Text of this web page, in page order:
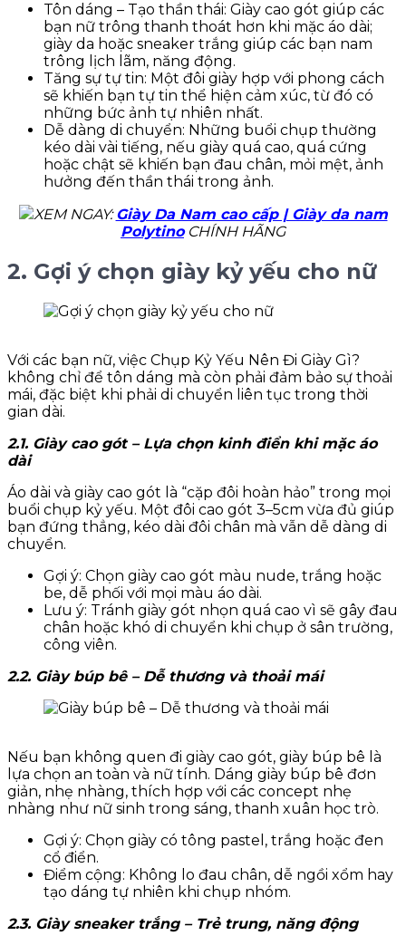
Tôn dáng – Tạo thần thái: Giày cao gót giúp các
bạn nữ trông thanh thoát hơn khi mặc áo dài;
giày da hoặc sneaker trắng giúp các bạn nam
trông lịch lãm, năng động.
Tăng sự tự tin: Một đôi giày hợp với phong cách
sẽ khiến bạn tự tin thể hiện cảm xúc, từ đó có
những bức ảnh tự nhiên nhất.
Dễ dàng di chuyển: Những buổi chụp thường
kéo dài vài tiếng, nếu giày quá cao, quá cứng
hoặc chật sẽ khiến bạn đau chân, mỏi mệt, ảnh
hưởng đến thần thái trong ảnh.
XEM NGAY:Giày Da Nam cao cấp | Giày da nam
PolytinoCHÍNH HÃNG
2. Gợi ý chọn giày kỷ yếu cho nữ
Với các bạn nữ, việc Chụp Kỷ Yếu Nên Đi Giày Gì?
không chỉ để tôn dáng mà còn phải đảm bảo sự thoải
mái, đặc biệt khi phải di chuyển liên tục trong thời
gian dài.
2.1. Giày cao gót – Lựa chọn kinh điển khi mặc áo
dài
Áo dài và giày cao gót là “cặp đôi hoàn hảo” trong mọi
buổi chụp kỷ yếu. Một đôi cao gót 3–5cm vừa đủ giúp
bạn đứng thẳng, kéo dài đôi chân mà vẫn dễ dàng di
chuyển.
Gợi ý: Chọn giày cao gót màu nude, trắng hoặc
be, dễ phối với mọi màu áo dài.
Lưu ý: Tránh giày gót nhọn quá cao vì sẽ gây đau
chân hoặc khó di chuyển khi chụp ở sân trường,
công viên.
2.2. Giày búp bê – Dễ thương và thoải mái
Nếu bạn không quen đi giày cao gót, giày búp bê là
lựa chọn an toàn và nữ tính. Dáng giày búp bê đơn
giản, nhẹ nhàng, thích hợp với các concept nhẹ
nhàng như nữ sinh trong sáng, thanh xuân học trò.
Gợi ý: Chọn giày có tông pastel, trắng hoặc đen
cổ điển.
Điểm cộng: Không lo đau chân, dễ ngồi xổm hay
tạo dáng tự nhiên khi chụp nhóm.
2.3. Giày sneaker trắng – Trẻ trung, năng động